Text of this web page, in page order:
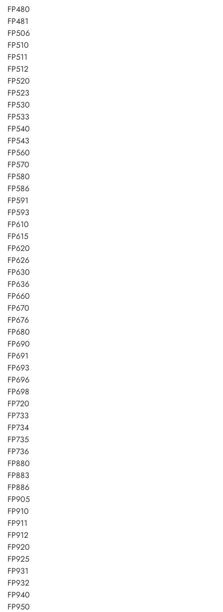
FP480
FP481
FP506
FP510
FP511
FP512
FP520
FP523
FP530
FP533
FP540
FP543
FP560
FP570
FP580
FP586
FP591
FP593
FP610
FP615
FP620
FP626
FP630
FP636
FP660
FP670
FP676
FP680
FP690
FP691
FP693
FP696
FP698
FP720
FP733
FP734
FP735
FP736
FP880
FP883
FP886
FP905
FP910
FP911
FP912
FP920
FP925
FP931
FP932
FP940
FP950